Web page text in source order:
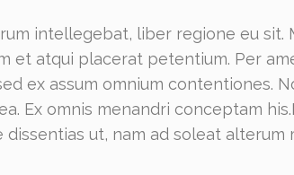
intellegebat, liber regione eu sit.
et atqui placerat petentium. Per
ex assum omnium contentiones.
Ex omnis menandri conceptam
ut, nam ad soleat alterum